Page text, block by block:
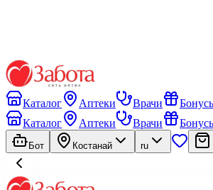
Каталог Аптеки Врачи
Каталог
Аптеки Врачи
Бот Костанай ru